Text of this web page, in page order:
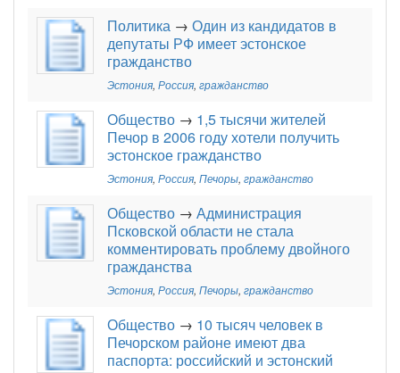
Политика → Один из кандидатов в
депутаты РФ имеет эстонское
гражданство
Эстония, Россия, гражданство
Общество → 1,5 тысячи жителей
Печор в 2006 году хотели получить
эстонское гражданство
Эстония, Россия, Печоры, гражданство
Общество → Администрация
Псковской области не стала
комментировать проблему двойного
гражданства
Эстония, Россия, Печоры, гражданство
Общество → 10 тысяч человек в
Печорском районе имеют два
паспорта: российский и эстонский